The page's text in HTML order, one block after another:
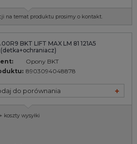
na temat produktu prosimy o kontakt.
BKT LIFT MAX LM 81 121A5
Opony BKT
8903094048878
do porównania
+ koszty wysyłki